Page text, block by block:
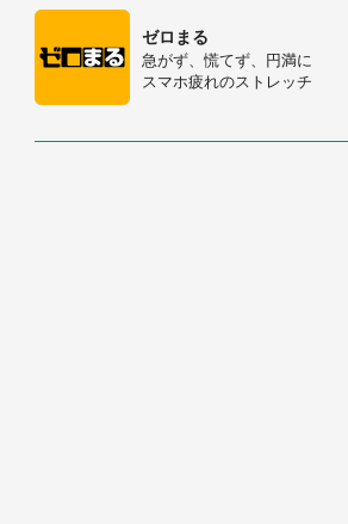
ゼロまる
急がず、慌てず、円満に
スマホ疲れのストレッチ